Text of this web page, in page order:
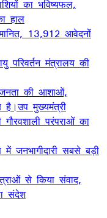
का भविष्यफल,
हाल
13,912 आवेदनों
परिवर्तन मंत्रालय की
की आशाओं,
है।उप मुख्यमंत्री
परंपराओं का
जनभागीदारी सबसे बड़ी
से किया संवाद,
संदेश